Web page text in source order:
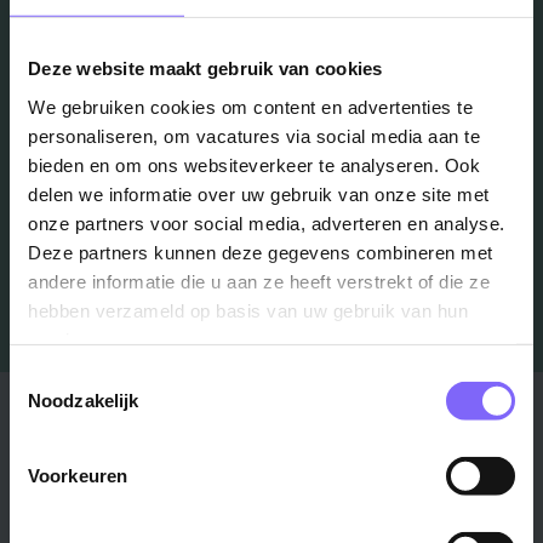
Deze website maakt gebruik van cookies
We gebruiken cookies om content en advertenties te
personaliseren, om vacatures via social media aan te
bieden en om ons websiteverkeer te analyseren. Ook
delen we informatie over uw gebruik van onze site met
onze partners voor social media, adverteren en analyse.
Deze partners kunnen deze gegevens combineren met
andere informatie die u aan ze heeft verstrekt of die ze
hebben verzameld op basis van uw gebruik van hun
Noodzakelijk
Voorkeuren
in je mailbox?
Schrijf je in en we houden je op de hoogte
Stad
Maastricht ›